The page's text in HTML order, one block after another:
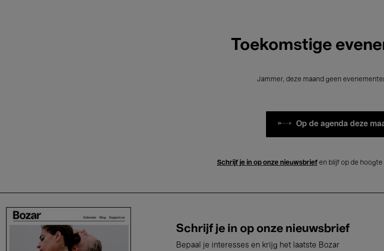
Toekomstige
Jammer, deze maand geen
Op de agenda deze
Schrijf je in op onze nieuwsbriefen blijf op de hoogte
Schrijf je in op onze nieuwsbrief
Bepaal je interesses en krijg het laatste Bozar